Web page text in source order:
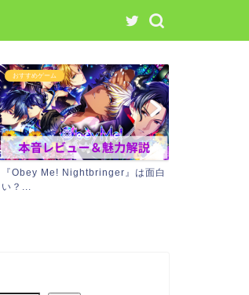
おすすめゲーム
『Obey Me! Nightbringer』は面白
い？...